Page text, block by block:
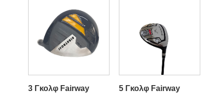
3 Γκολφ Fairway 5 Γκολφ Fairway